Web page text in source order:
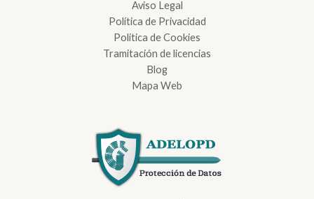
Aviso Legal
Política de Privacidad
Política de Cookies
Tramitación de licencias
Blog
Mapa Web